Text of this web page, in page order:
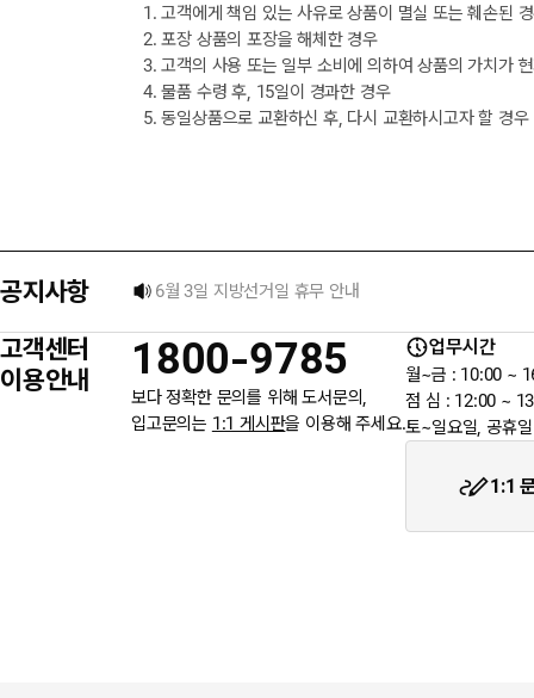
1. 고객에게 책임 있는 사유로 상품이 멸실 또는 훼손된
2. 포장 상품의 포장을 해체한 경우
3. 고객의 사용 또는 일부 소비에 의하여 상품의 가치가
4. 물품 수령 후, 15일이 경과한 경우
5. 동일상품으로 교환하신 후, 다시 교환하시고자 할 경
공지사항
[8월] 무이자 할부행사 안내
★ 입금자를 찾습니다.
★입금자를 찾습니다.
웬디북이 '주 7일 배송' 서비스를 시작합니다.
고객센터
이용안내
1800-9785
보다 정확한 문의를 위해 도서문의,
입고문의는 1:1 게시판을 이용해 주세요.
업무시간
월~금 : 10:00 ~
점 심 : 12:00 ~
토~일요일, 공휴
1:1